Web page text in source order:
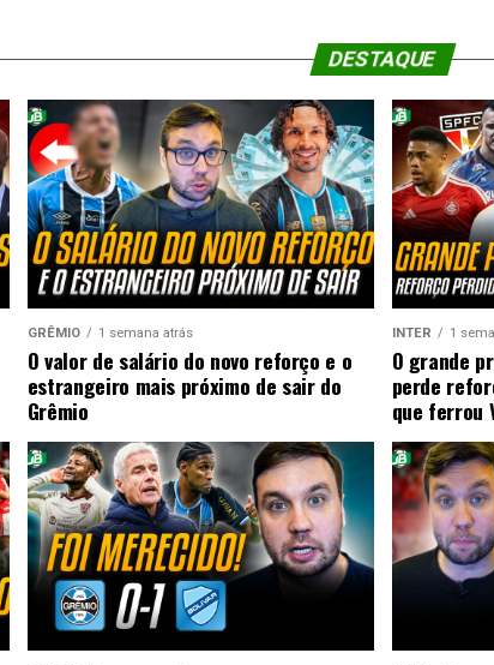
DESTAQUE
GRÊMIO 1 semana atrás
O valor de salário do novo reforço e o
estrangeiro mais próximo de sair do
Grêmio
INTER 1
O grande
perde
que ferrou